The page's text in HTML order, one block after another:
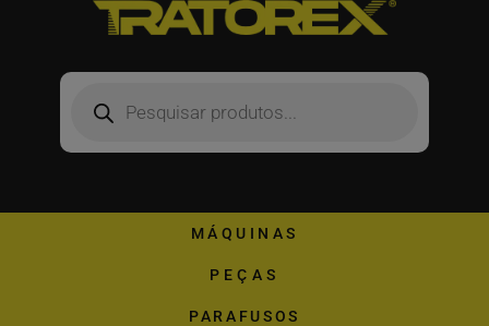
MÁQUINAS
PEÇAS
PARAFUSOS